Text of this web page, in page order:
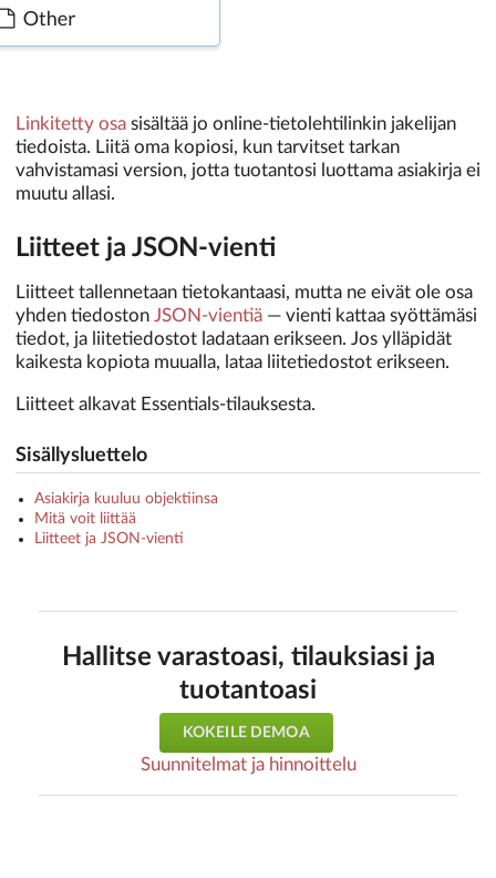
Linkitetty osa sisältää jo online-tietolehtilinkin jakelijan
tiedoista. Liitä oma kopiosi, kun tarvitset tarkan
vahvistamasi version, jotta tuotantosi luottama asiakirja ei
muutu allasi.
Liitteet ja JSON-vienti
Liitteet tallennetaan tietokantaasi, mutta ne eivät ole osa
yhden tiedoston JSON-vientiä — vienti kattaa syöttämäsi
tiedot, ja liitetiedostot ladataan erikseen. Jos ylläpidät
kaikesta kopiota muualla, lataa liitetiedostot erikseen.
Liitteet alkavat Essentials-tilauksesta.
Sisällysluettelo
Asiakirja kuuluu objektiinsa
Mitä voit liittää
Liitteet ja JSON-vienti
Hallitse varastoasi, tilauksiasi ja
tuotantoasi
KOKEILE DEMOA
Suunnitelmat ja hinnoittelu